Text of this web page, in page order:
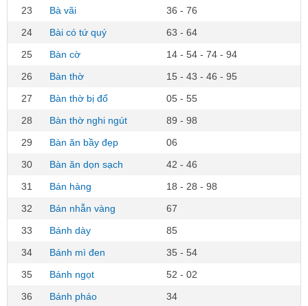
23
Bà vãi
36 - 76
24
Bài có tứ quý
63 - 64
25
Bàn cờ
14 - 54 - 74 - 94
26
Bàn thờ
15 - 43 - 46 - 95
27
Bàn thờ bị đổ
05 - 55
28
Bàn thờ nghi ngút
89 - 98
29
Bàn ăn bầy đẹp
06
30
Bàn ăn dọn sạch
42 - 46
31
Bán hàng
18 - 28 - 98
32
Bán nhẫn vàng
67
33
Bánh dày
85
34
Bánh mì đen
35 - 54
35
Bánh ngọt
52 - 02
36
Bánh pháo
34